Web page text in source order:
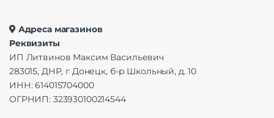
Адреса магазинов
Реквизиты
ИП Литвинов Максим Васильевич
283015, ДНР, г Донецк, б-р Школьный, д. 10
ИНН: 614015704000
ОГРНИП: 323930100214544